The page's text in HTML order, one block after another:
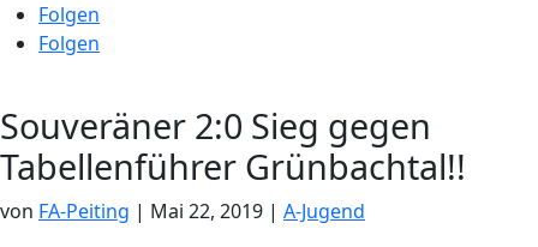
Folgen
Folgen
Souveräner 2:0 Sieg gegen
Tabellenführer Grünbachtal!!
von FA-Peiting | Mai 22, 2019 | A-Jugend